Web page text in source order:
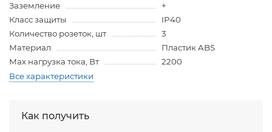
Заземление
+
Класс защиты
IP40
Количество розеток, шт
3
Материал
Пластик ABS
Мах нагрузка тока, Вт
2200
Все характеристики
Как получить